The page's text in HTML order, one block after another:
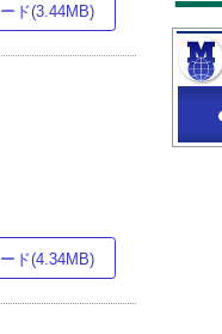
ド(3.44MB)
ド(4.34MB)